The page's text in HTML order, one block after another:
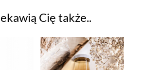
Cię także..